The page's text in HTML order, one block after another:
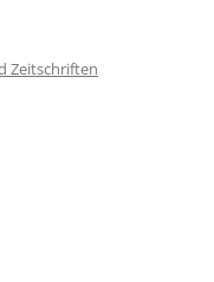
Zeitschriften